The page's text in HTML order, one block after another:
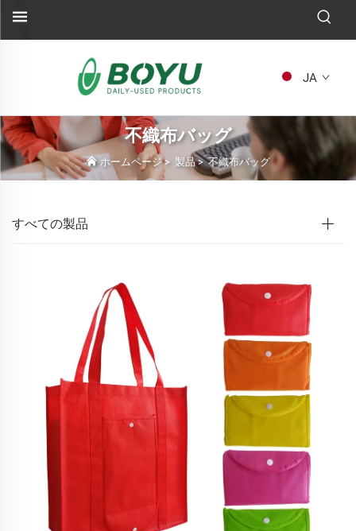
JA
不織布バッグ
ホームページ> 製品>不織布バッグ
すべての製品